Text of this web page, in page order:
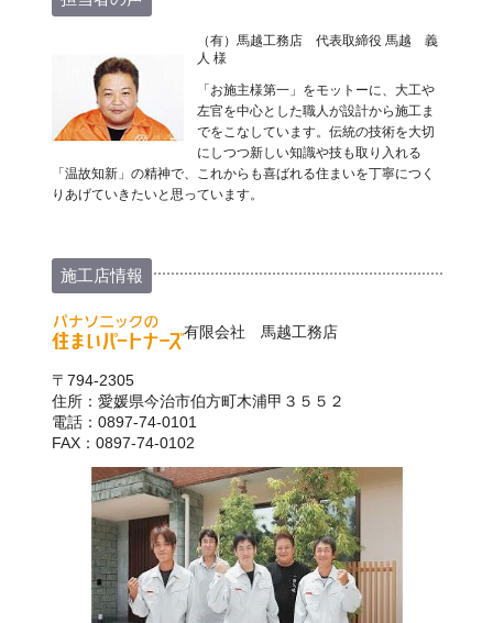
（有）馬越工務店 代表取締役 馬越 義
人 様
「お施主様第一」をモットーに、大工や
左官を中心とした職人が設計から施工ま
でをこなしています。伝統の技術を大切
にしつつ新しい知識や技も取り入れる
「温故知新」の精神で、これからも喜ばれる住まいを丁寧につく
りあげていきたいと思っています。
施工店情報
有限会社 馬越工務店
〒794-2305
住所：愛媛県今治市伯方町木浦甲３５５２
電話：0897-74-0101
FAX：0897-74-0102